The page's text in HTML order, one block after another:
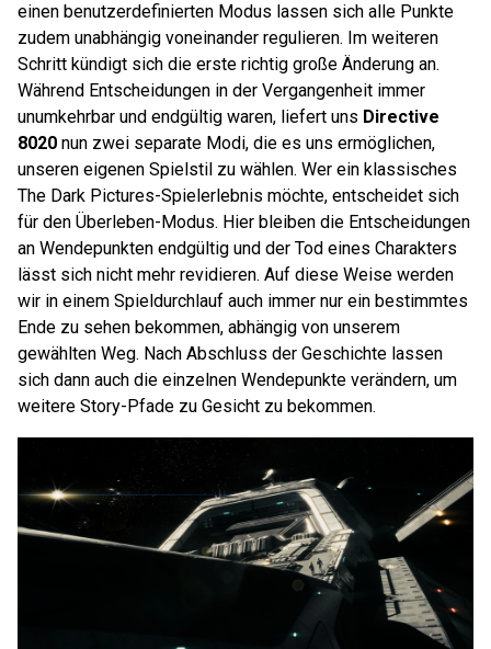
einen benutzerdefinierten Modus lassen sich alle Punkte
zudem unabhängig voneinander regulieren. Im weiteren
Schritt kündigt sich die erste richtig große Änderung an.
Während Entscheidungen in der Vergangenheit immer
unumkehrbar und endgültig waren, liefert uns Directive
8020 nun zwei separate Modi, die es uns ermöglichen,
unseren eigenen Spielstil zu wählen. Wer ein klassisches
The Dark Pictures-Spielerlebnis möchte, entscheidet sich
für den Überleben-Modus. Hier bleiben die Entscheidungen
an Wendepunkten endgültig und der Tod eines Charakters
lässt sich nicht mehr revidieren. Auf diese Weise werden
wir in einem Spieldurchlauf auch immer nur ein bestimmtes
Ende zu sehen bekommen, abhängig von unserem
gewählten Weg. Nach Abschluss der Geschichte lassen
sich dann auch die einzelnen Wendepunkte verändern, um
weitere Story-Pfade zu Gesicht zu bekommen.